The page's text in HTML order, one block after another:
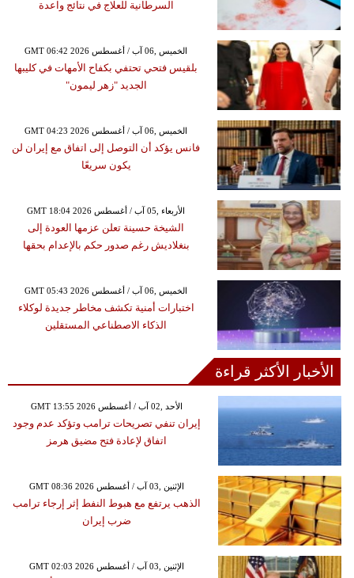
السرطانية للعلاج في نتائج واعدة
GMT 06:42 2026 الخميس ,06 آب / أغسطس
بلقيس فتحي تحتفي بكفاح الأمهات في كليبها
الجديد "زهر ليمون"
GMT 04:23 2026 الخميس ,06 آب / أغسطس
فانس يؤكد أن التوصل إلى اتفاق مع إيران لن
يكون سريعًا
GMT 18:04 2026 الأربعاء ,05 آب / أغسطس
الشيخة حسينة تعلن عزمها العودة إلى
بنغلاديش رغم صدور حكم بالإعدام بحقها
GMT 05:43 2026 الخميس ,06 آب / أغسطس
اختبارات أمنية تكشف مخاطر جديدة لوكلاء
الذكاء الاصطناعي المستقلين
الأخبار الأكثر قراءة
GMT 13:55 2026 الأحد ,02 آب / أغسطس
إيران تنفي تصريحات ترامب وتؤكد عدم وجود
اتفاق لإعادة فتح مضيق هرمز
GMT 08:36 2026 الإثنين ,03 آب / أغسطس
الذهب يرتفع مع هبوط النفط إثر إرجاء ترامب
ضرب إيران
GMT 02:03 2026 الإثنين ,03 آب / أغسطس